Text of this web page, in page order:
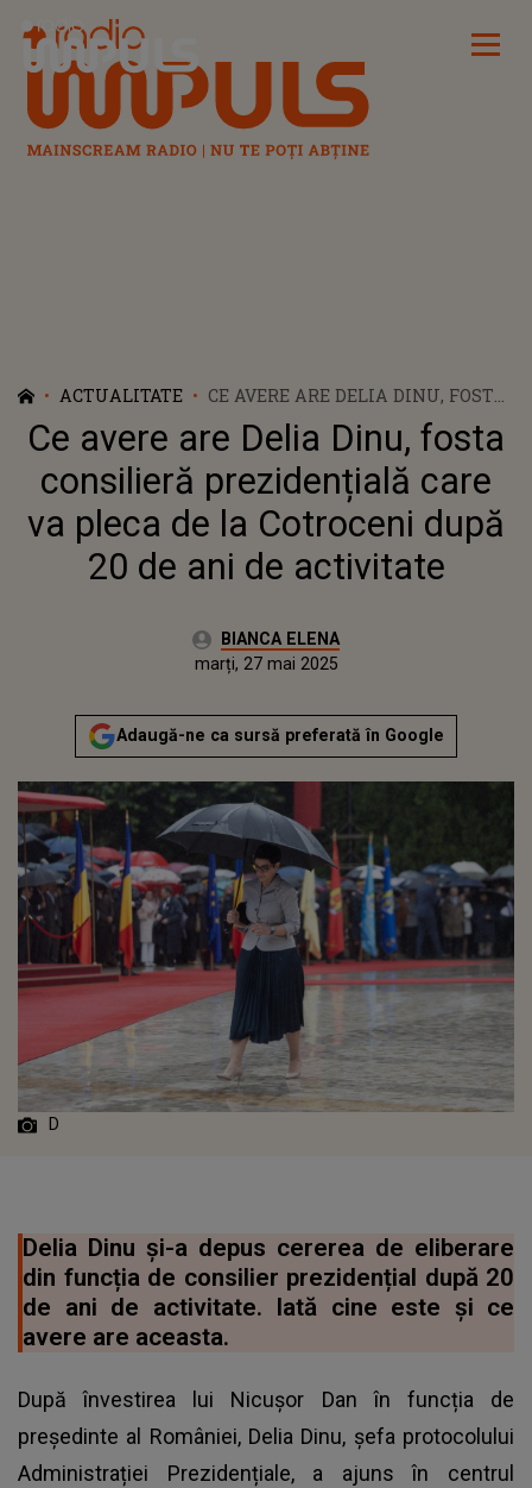
Radio Impuls
ACTUALITATE
CE AVERE ARE DELIA DINU, FOSTA
CONSILIERĂ PREZIDENȚIALĂ
CARE VA PLECA DE LA COTROCENI
DUPĂ 20 DE ANI DE ACTIVITATE
Ce avere are Delia Dinu, fosta
consilieră prezidențială care
va pleca de la Cotroceni după
20 de ani de activitate
Autor:BIANCA ELENA
Actualizat:
marți, 27 mai 2025
Adaugă-ne ca sursă preferată în Google
D
Delia Dinu și-a depus cererea de eliberare
din funcția de consilier prezidențial după 20
de ani de activitate. Iată cine este și ce
avere are aceasta.
După învestirea lui Nicușor Dan în funcția de
președinte al României, Delia Dinu, șefa protocolului
Administrației Prezidențiale, a ajuns în centrul